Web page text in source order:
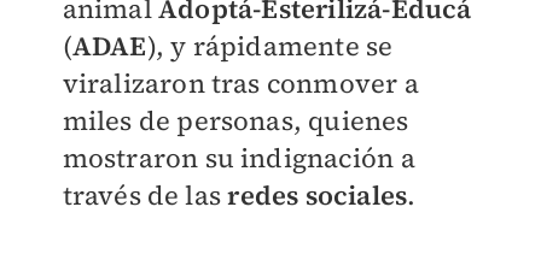
animalAdoptá-Esterilizá-Educá
(ADAE), y rápidamente se
viralizaron tras conmover a
miles de personas, quienes
mostraron su indignación a
través de lasredes sociales.